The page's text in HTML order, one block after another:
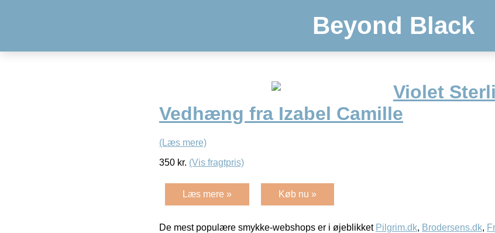
Beyond Black
Violet
Vedhæng fra Izabel Camille
(Læs mere)
350 kr. (Vis fragtpris)
Læs mere » Køb nu »
De mest populære smykke-webshops er i øjeblikket Pilgrim.dk, Brodersens.dk,